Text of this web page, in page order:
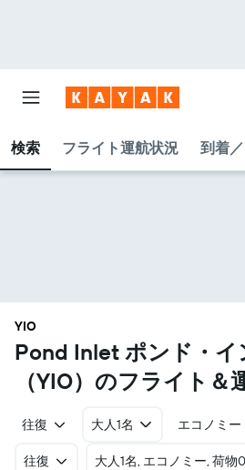
検索 フライト運航状況 到着
YIO
Pond Inlet ポンド・イ
（YIO​）のフライト＆
往復 大人1名 エコノミー
往復 大人1名, エコノミー, 荷物